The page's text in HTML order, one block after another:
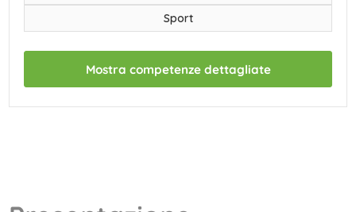
Sport
Mostra competenze dettagliate